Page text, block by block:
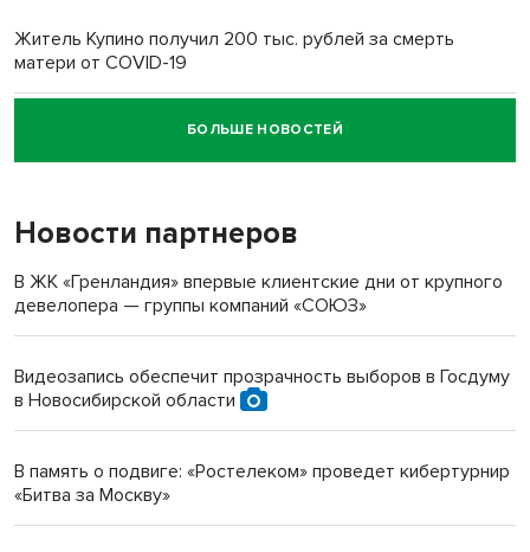
Житель Купино получил 200 тыс. рублей за смерть
матери от COVID-19
Новосибирский суд наказал водителя за смерть
пенсионерки на вокзале
«Мы живём на пастбище!»: в новосибирском селе лошади
терроризируют жителей
Инвалид получил условный срок за избиение врачей
Новосибирский преподаватель с женой вошли в топ-16
Обновлённое отделение ВТБ открылось в Искитиме
БОЛЬШЕ НОВОСТЕЙ
Новости партнеров
В ЖК «Гренландия» впервые клиентские дни от крупного
девелопера — группы компаний «СОЮЗ»
Видеозапись обеспечит прозрачность выборов в Госдуму
в Новосибирской области
В память о подвиге: «Ростелеком» проведет кибертурнир
«Битва за Москву»